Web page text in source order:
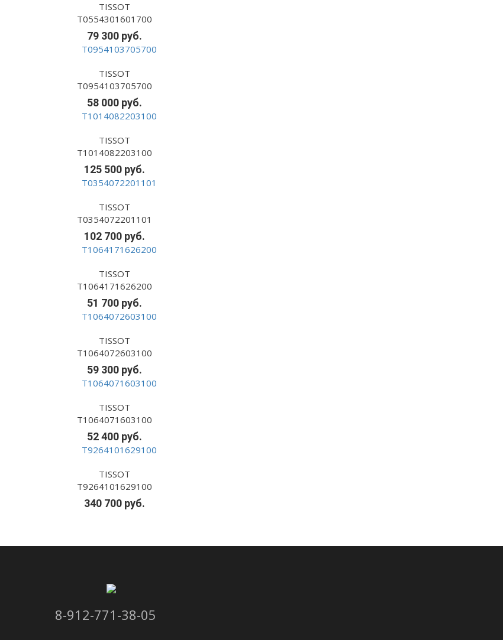
TISSOT
T0554301601700
79 300 руб.
TISSOT
T0954103705700
58 000 руб.
TISSOT
T1014082203100
125 500 руб.
TISSOT
T0354072201101
102 700 руб.
TISSOT
T1064171626200
51 700 руб.
TISSOT
T1064072603100
59 300 руб.
TISSOT
T1064071603100
52 400 руб.
TISSOT
T9264101629100
340 700 руб.
8-912-771-38-05